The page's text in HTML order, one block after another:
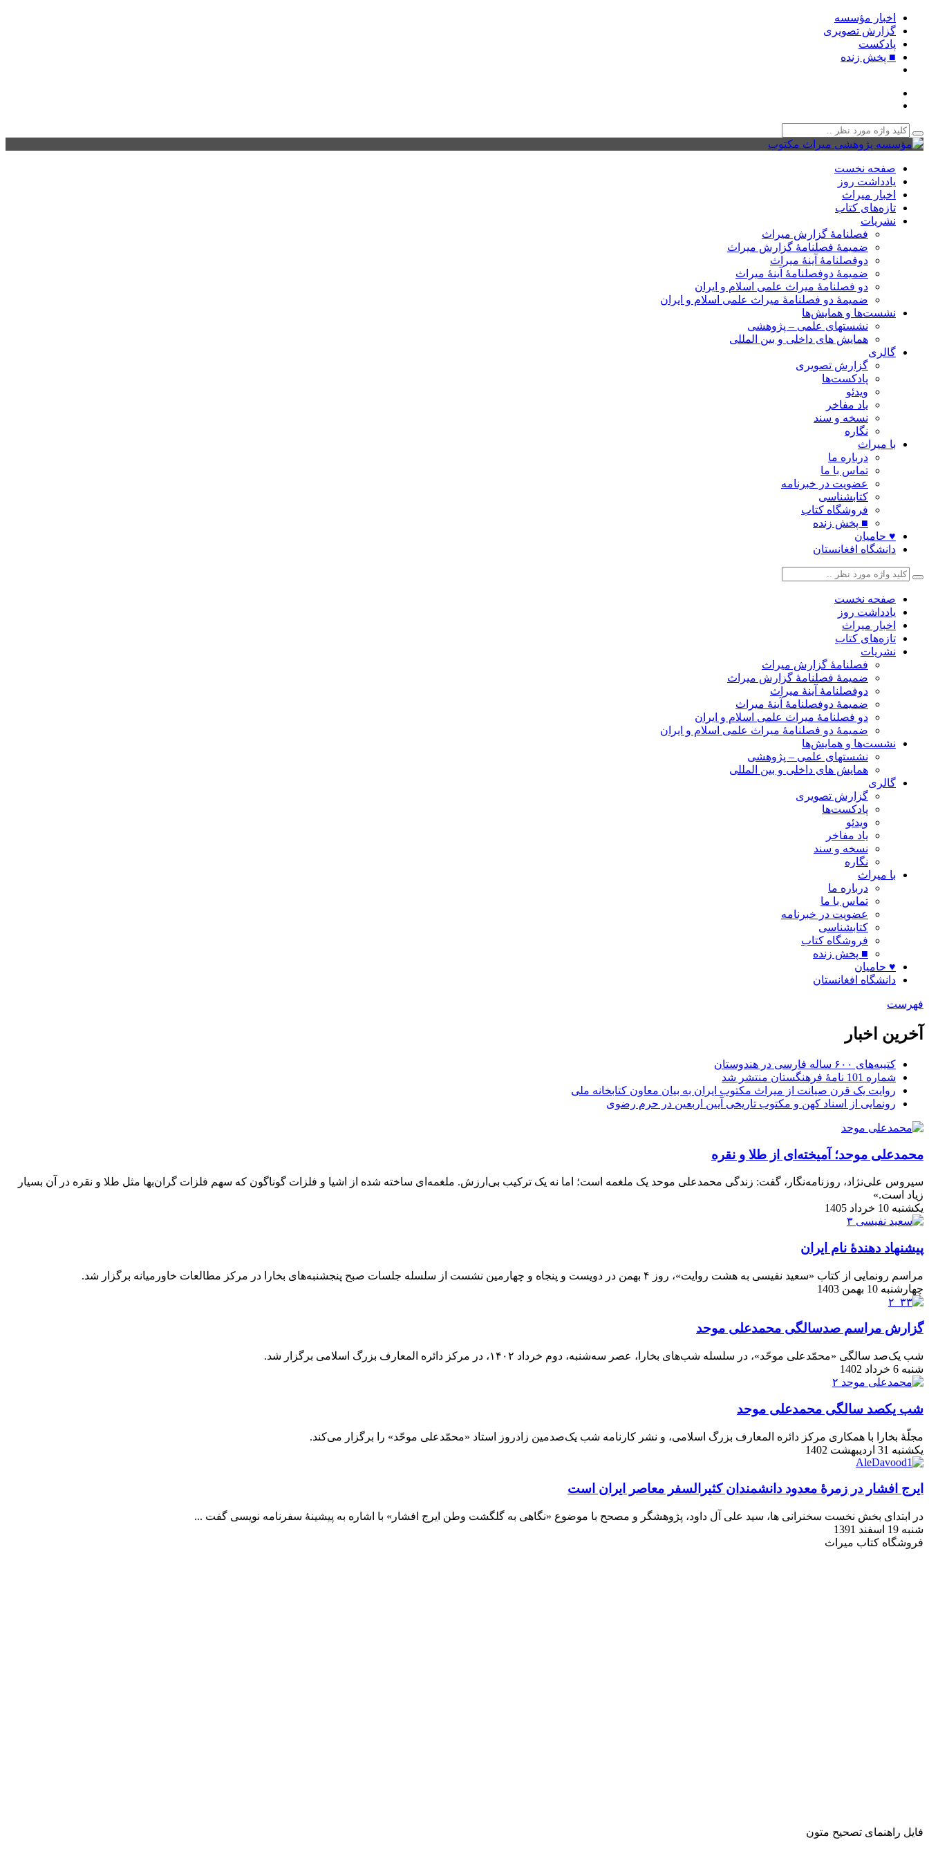
اخبار مؤسسه
گزارش تصویری
پادکست‌
■ پخش زنده
صفحه نخست
یادداشت روز
اخبار میراث
تازه‌های کتاب
نشریات
فصلنامۀ گزارش میراث
ضمیمۀ فصلنامۀ گزارش میراث
دوفصلنامۀ آینۀ میراث
ضمیمۀ دوفصلنامۀ آینۀ میراث
دو فصلنامۀ میراث علمی اسلام و ایران
ضمیمۀ دو فصلنامۀ میراث علمی اسلام و ایران
نشست‌ها و همایش‌ها
نشستهای علمی – پژوهشی
همایش های داخلی و بین المللی
گالری
گزارش تصویری
پادکست‌ها
ویدئو
یاد مفاخر
نسخه و سند
نگاره
با میراث
درباره ما
تماس با ما
عضویت در خبرنامه
کتابشناسی
فروشگاه کتاب
■ پخش زنده
♥ حامیان
دانشگاه افغانستان
صفحه نخست
یادداشت روز
اخبار میراث
تازه‌های کتاب
نشریات
فصلنامۀ گزارش میراث
ضمیمۀ فصلنامۀ گزارش میراث
دوفصلنامۀ آینۀ میراث
ضمیمۀ دوفصلنامۀ آینۀ میراث
دو فصلنامۀ میراث علمی اسلام و ایران
ضمیمۀ دو فصلنامۀ میراث علمی اسلام و ایران
نشست‌ها و همایش‌ها
نشستهای علمی – پژوهشی
همایش های داخلی و بین المللی
گالری
گزارش تصویری
پادکست‌ها
ویدئو
یاد مفاخر
نسخه و سند
نگاره
با میراث
درباره ما
تماس با ما
عضویت در خبرنامه
کتابشناسی
فروشگاه کتاب
■ پخش زنده
♥ حامیان
دانشگاه افغانستان
فهرست
آخرین اخبار
کتیبه‌های ۶۰۰ ساله فارسی در هندوستان
شماره 101 نامۀ فرهنگستان منتشر شد
روایت یک قرن صیانت از میراث مکتوب ایران به بیان معاون کتابخانه ملی
رونمایی از اسناد کهن و مکتوب تاریخی آیین اربعین در حرم رضوی
محمدعلی موحد؛ آمیخته‌ای از طلا و نقره
سیروس علی‌نژاد، روزنامه‌نگار، گفت: زندگی محمدعلی موحد یک ملغمه است؛ اما نه یک ترکیب بی‌ارزش. ملغمه‌ای ساخته شده از اشیا و فلزات گوناگون که سهم فلزات گران‌بها مثل طلا و نقره در آن بسیار
زیاد است.»
یکشنبه 10 خرداد 1405
پیشنهاد دهندۀ نام ایران
مراسم رونمایی از كتاب «سعید نفیسی به هشت روایت»، روز ۴ بهمن در دویست ‌و پنجاه ‌و چهارمین نشست از سلسله جلسات صبح پنجشنبه‌های بخارا در مركز مطالعات خاورمیانه برگزار شد.
چهارشنبه 10 بهمن 1403
گزارش مراسم صدسالگی محمدعلی موحد
شب یک‌صد سالگی «محمّدعلی موحّد»، در سلسله شب‌های بخارا، عصر سه‌شنبه، دوم خرداد ۱۴۰۲، در مرکز دائره المعارف بزرگ اسلامی برگزار شد.
شنبه 6 خرداد 1402
شب یکصد سالگی محمدعلی موحد
مجلّۀ بخارا با همکاری مرکز دائره المعارف بزرگ اسلامی، و نشر کارنامه شب یک‌صدمین زادروز استاد «محمّدعلی موحّد» را برگزار می‌کند.
یکشنبه 31 اردیبهشت 1402
ایرج افشار در زمرۀ معدود دانشمندان کثیرالسفر معاصر ایران است
در ابتدای بخش نخست سخنرانی ها، سید علی آل داود، پژوهشگر و مصحح با موضوع «نگاهی به گلگشت وطن ایرج افشار» با اشاره به پیشینۀ سفرنامه نویسی گفت ...
شنبه 19 اسفند 1391
فروشگاه کتاب میراث
فایل راهنمای تصحیح متون